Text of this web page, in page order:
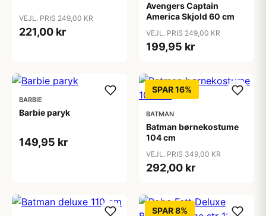
VEJL. PRIS 249,00 KR
221,00 kr
Avengers Captain
America Skjold 60 cm
VEJL. PRIS 249,00 KR
199,95 kr
BARBIE
Barbie paryk
149,95 kr
SPAR 16%
BATMAN
Batman børnekostume
104 cm
VEJL. PRIS 349,00 KR
292,00 kr
SPAR 8%